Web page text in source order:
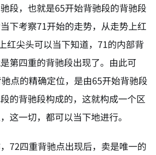
段，也就是65开始背驰段的背驰段
下考察71开始的走势，从走势上红
红尖头可以当下知道，71的内部背
第四重的背驰段出现了。由此可
点的精确定位，是由65开始背驰段
的背驰段构成的，这就构成一个区
这一切，都可以当下地进行。
72四重背驰点出现后，卖是唯一的